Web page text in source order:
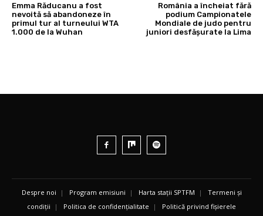
Emma Răducanu a fost
nevoită să abandoneze în
primul tur al turneului WTA
1.000 de la Wuhan
România a încheiat fără
podium Campionatele
Mondiale de judo pentru
juniori desfășurate la Lima
Despre noi | Program emisiuni | Harta stații SPTFM | Termeni și
condiții | Politica de confidențialitate | Politică privind fișierele